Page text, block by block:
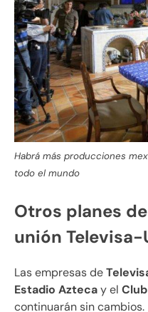
Habrá más producciones
todo el mundo
Otros planes
unión
Las empresas de
Estadio Aztecay el
continuarán sin cambios.